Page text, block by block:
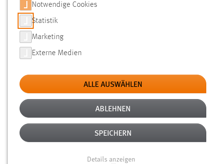
SUCHE
FILTER
Typ
Erstellungsdatum
Alter
Notwendige Cookies
Statistik
Marketing
Externe Medien
ALLE AUSWÄHLEN
ABLEHNEN
SPEICHERN
Details anzeigen